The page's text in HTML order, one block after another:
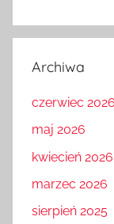
Archiwa
czerwiec 2026
maj 2026
kwiecień 2026
marzec 2026
sierpień 2025